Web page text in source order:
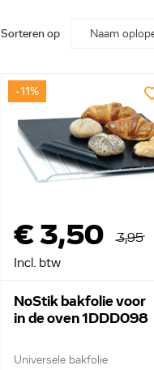
Sorteren op
-11%
€ 3,50
3,95
Incl. btw
NoStik bakfolie voor
in de oven 1DDD098
Universele bakfolie